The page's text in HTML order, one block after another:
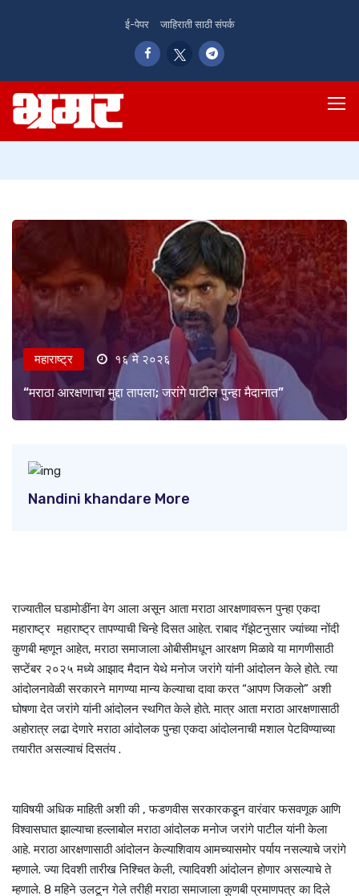
ई-पेपर जाहिराती साठी संपर्क
महाराष्ट्र १६ मे २०२६
“मराठा आरक्षणाचा मुद्दा तापला; जरांगे पाटील पुन्हा मैदानात”
Nandini khandare More
राज्यातील घडामोडींना वेग आला असून आता मराठा आरक्षणावरून पुन्हा एकदा
महाराष्ट्र महाराष्ट्र तापण्याची चिन्हे दिसत आहेत. राबाद गॅझेटनुसार ज्यांच्या नोंदी
कुणबी म्हणून आहेत, मराठा समाजाला ओबीसीमधून आरक्षण मिळावे या मागणीसाठी
सप्टेंबर २०२५ मध्ये आझाद मैदान येथे मनोज जरांगे यांनी आंदोलन केले होते. त्या
आंदोलनावेळी सरकारने मागण्या मान्य केल्याचा दावा करत “आपण जिकलो” अशी
घोषणा देत जरांगे यांनी आंदोलन स्थगित केले होते. मात्र आता मराठा आरक्षणासाठी
अहोरात्र लढा देणारे मराठा आंदोलक पुन्हा एकदा आंदोलनाची मशाल पेटविण्याच्या
तयारीत असल्याचं दिसतंय .
याविषयी अधिक माहिती अशी की , फडणवीस सरकारकडून वारंवार फसवणूक आणि
विश्वासघात झाल्याचा हल्लाबोल मराठा आंदोलक मनोज जरांगे पाटील यांनी केला
आहे. मराठा आरक्षणासाठी आंदोलन केल्याशिवाय आमच्यासमोर पर्याय नसल्याचे जरांगे
म्हणाले. ज्या दिवशी तारीख निश्चित केली, त्यादिवशी आंदोलन होणार असल्याचे ते
म्हणाले. 8 महिने उलटून गेले तरीही मराठा समाजाला कुणबी प्रमाणपत्र का दिले